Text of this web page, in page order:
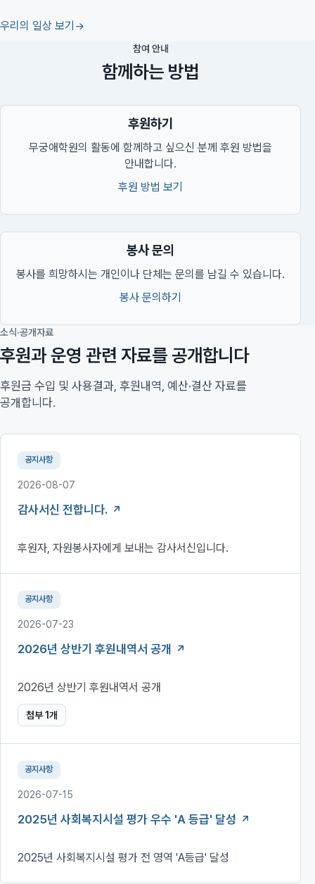
우리의 일상 보기
참여 안내
함께하는 방법
후원하기
무궁애학원의 활동에 함께하고 싶으신 분께 후원 방법을
안내합니다.
후원 방법 보기
봉사 문의
봉사를 희망하시는 개인이나 단체는 문의를 남길 수 있습니다.
봉사 문의하기
소식·공개자료
후원과 운영 관련 자료를 공개합니다
후원금 수입 및 사용결과, 후원내역, 예산·결산 자료를
공개합니다.
공지사항
2026-08-07
감사서신 전합니다.
후원자, 자원봉사자에게 보내는 감사서신입니다.
공지사항
2026-07-23
2026년 상반기 후원내역서 공개
2026년 상반기 후원내역서 공개
첨부1개
공지사항
2026-07-15
2025년 사회복지시설 평가 우수 'A 등급' 달성
2025년 사회복지시설 평가 전 영역 'A등급' 달성